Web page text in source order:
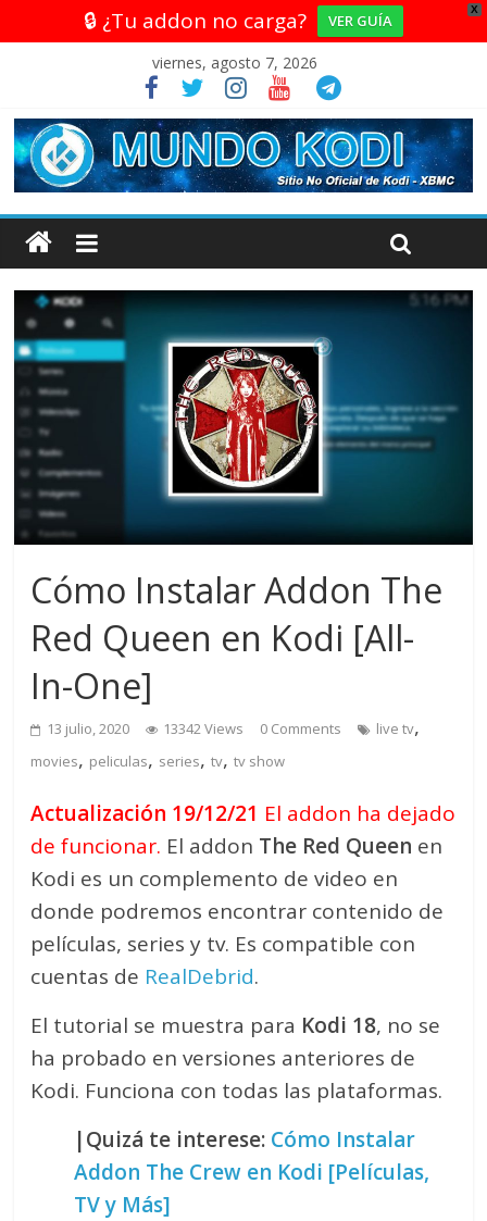
X
🔒 ¿Tu addon no carga? VER GUÍA
viernes, agosto 7, 2026
Cómo Instalar Addon The
Red Queen en Kodi [All-
In-One]
13 julio, 2020 13342 Views 0 Comments live tv,
movies, peliculas, series,tv,tv show
Actualización 19/12/21 El addon ha dejado
de funcionar. El addon The Red Queen en
Kodi es un complemento de video en
donde podremos encontrar contenido de
películas, series y tv. Es compatible con
cuentas de RealDebrid.
El tutorial se muestra para Kodi 18, no se
ha probado en versiones anteriores de
Kodi. Funciona con todas las plataformas.
|Quizá te interese: Cómo Instalar
Addon The Crew en Kodi [Películas,
TV y Más]